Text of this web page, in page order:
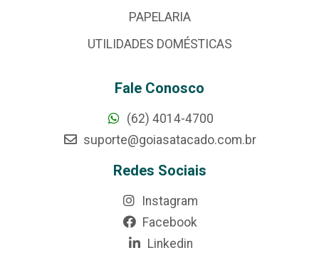
PAPELARIA
UTILIDADES DOMÉSTICAS
Fale Conosco
(62) 4014-4700
suporte@goiasatacado.com.br
Redes Sociais
Instagram
Facebook
Linkedin